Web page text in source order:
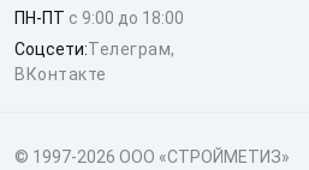
ПН-ПТ с 9:00 до 18:00
Соцсети:Телеграм,
ВКонтакте
© 1997-2026 ООО «СТРОЙМЕТИЗ»